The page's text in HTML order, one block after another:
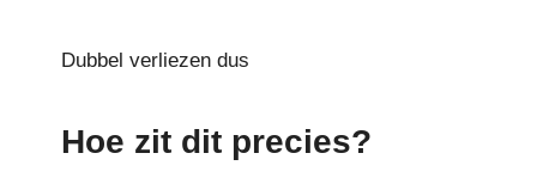
Dubbel verliezen dus
Hoe zit dit precies?